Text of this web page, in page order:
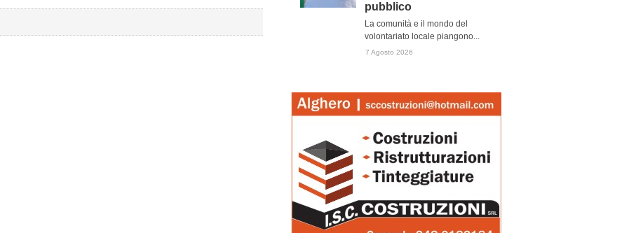
pubblico
La comunità e il mondo del
volontariato locale piangono...
7 Agosto 2026